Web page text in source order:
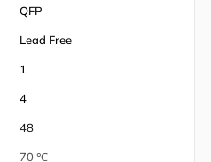
QFP
Lead Free
1
4
48
70 ℃